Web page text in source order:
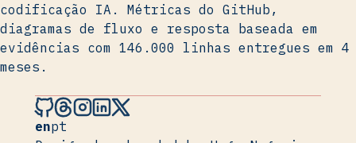
codificação IA. Métricas do GitHub,
diagramas de fluxo e resposta baseada em
evidências com 146.000 linhas entregues em 4
meses.
Hugo Nogueira on Github
Hugo Nogueira on Threads
Hugo Nogueira on Instagram
Hugo Nogueira on LinkedIn
Hugo Nogueira on X
enpt